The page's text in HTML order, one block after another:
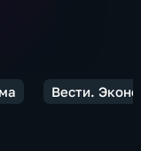
Вести.